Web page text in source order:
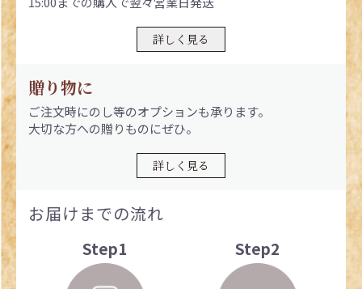
詳しく見る
贈り物に
ご注文時にのし等のオプションも承ります。
大切な方への贈りものにぜひ。
詳しく見る
お届けまでの流れ
Step1 Step2